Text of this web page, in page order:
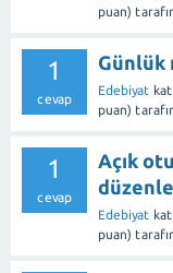
puan)
1
cevap
Günlük
Edebiyat
puan)
1
cevap
Açık
Edebiyat
puan)